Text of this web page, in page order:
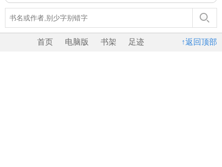
↑返回顶部
首页 电脑版 书架 足迹